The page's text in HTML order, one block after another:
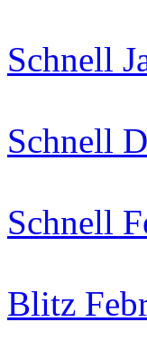
Schnell
Schnell
Schnell
Blitz